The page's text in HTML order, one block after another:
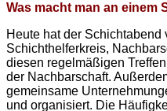
Was macht man an einem
Heute hat der
Schichthelferkreis,
diesen regelmäßigen
der Nachbarschaft.
gemeinsame
und organisiert. Die